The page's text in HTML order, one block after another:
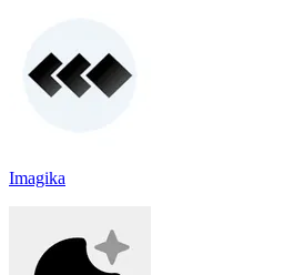
Imagika